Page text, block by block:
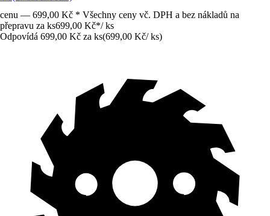
cenu — 699,00 Kč * Všechny ceny vč. DPH a bez nákladů na
přepravu za ks699,00 Kč*/ ks
Odpovídá 699,00 Kč za ks(699,00 Kč/ ks)